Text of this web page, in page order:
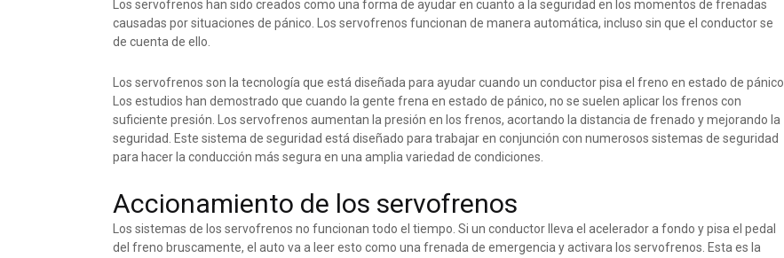
Los servofrenos han sido creados como una forma de ayudar en cuanto a la seguridad en los momentos de frenadas
causadas por situaciones de pánico. Los servofrenos funcionan de manera automática, incluso sin que el conductor se
de cuenta de ello.
Los servofrenos son la tecnología que está diseñada para ayudar cuando un conductor pisa el freno en estado de pánico.
Los estudios han demostrado que cuando la gente frena en estado de pánico, no se suelen aplicar los frenos con
suficiente presión. Los servofrenos aumentan la presión en los frenos, acortando la distancia de frenado y mejorando la
seguridad. Este sistema de seguridad está diseñado para trabajar en conjunción con numerosos sistemas de seguridad
para hacer la conducción más segura en una amplia variedad de condiciones.
Accionamiento de los servofrenos
Los sistemas de los servofrenos no funcionan todo el tiempo. Si un conductor lleva el acelerador a fondo y pisa el pedal
del freno bruscamente, el auto va a leer esto como una frenada de emergencia y activara los servofrenos. Esta es la